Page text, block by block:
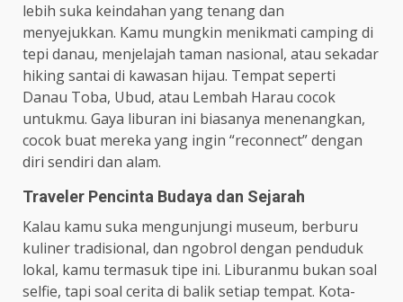
lebih suka keindahan yang tenang dan
menyejukkan. Kamu mungkin menikmati camping di
tepi danau, menjelajah taman nasional, atau sekadar
hiking santai di kawasan hijau. Tempat seperti
Danau Toba, Ubud, atau Lembah Harau cocok
untukmu. Gaya liburan ini biasanya menenangkan,
cocok buat mereka yang ingin “reconnect” dengan
diri sendiri dan alam.
Traveler Pencinta Budaya dan Sejarah
Kalau kamu suka mengunjungi museum, berburu
kuliner tradisional, dan ngobrol dengan penduduk
lokal, kamu termasuk tipe ini. Liburanmu bukan soal
selfie, tapi soal cerita di balik setiap tempat. Kota-